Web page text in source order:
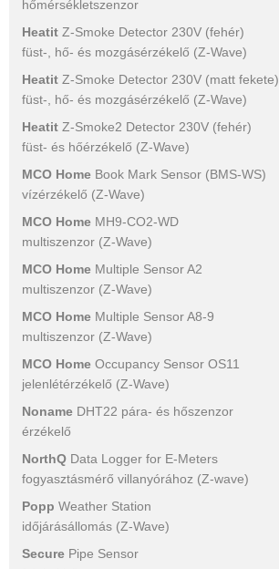
hőmérsékletszenzor
Heatit Z-Smoke Detector 230V (fehér)
füst-, hő- és mozgásérzékelő (Z-Wave)
Heatit Z-Smoke Detector 230V (matt fekete)
füst-, hő- és mozgásérzékelő (Z-Wave)
Heatit Z-Smoke2 Detector 230V (fehér)
füst- és hőérzékelő (Z-Wave)
MCO Home Book Mark Sensor (BMS-WS)
vízérzékelő (Z-Wave)
MCO Home MH9-CO2-WD
multiszenzor (Z-Wave)
MCO Home Multiple Sensor A2
multiszenzor (Z-Wave)
MCO Home Multiple Sensor A8-9
multiszenzor (Z-Wave)
MCO Home Occupancy Sensor OS11
jelenlétérzékelő (Z-Wave)
Noname DHT22 pára- és hőszenzor
érzékelő
NorthQ Data Logger for E-Meters
fogyasztásmérő villanyórához (Z-wave)
Popp Weather Station
időjárásállomás (Z-Wave)
Secure Pipe Sensor